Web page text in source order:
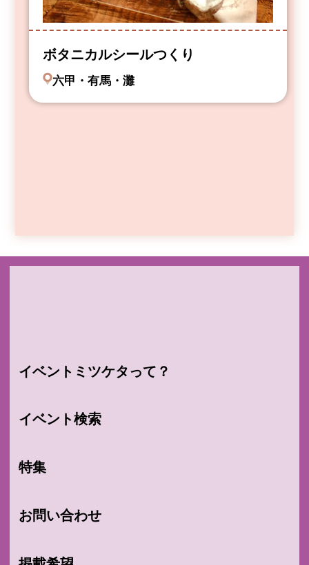
ボタニカルシールつくり
六甲・有馬・灘
イベントミツケタって？
イベント検索
特集
お問い合わせ